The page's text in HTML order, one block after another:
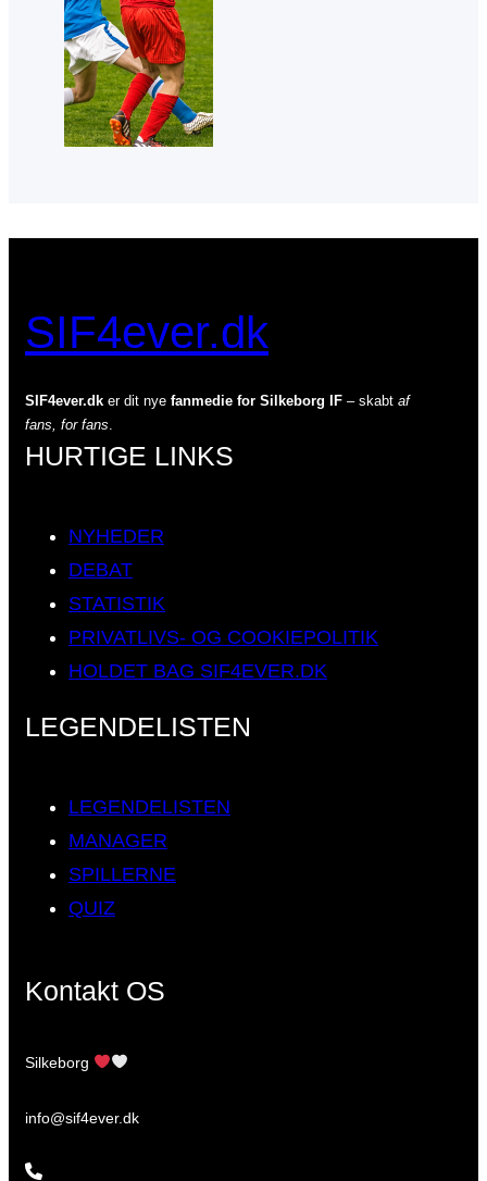
SIF4ever.dk
SIF4ever.dk er dit nye fanmedie for Silkeborg IF – skabt af
fans, for fans
HURTIGE LINKS
NYHEDER
DEBAT
STATISTIK
PRIVATLIVS- OG COOKIEPOLITIK
HOLDET BAG SIF4EVER.DK
LEGENDELISTEN
LEGENDELISTEN
MANAGER
SPILLERNE
QUIZ
Kontakt OS
Silkeborg
info@sif4ever.dk